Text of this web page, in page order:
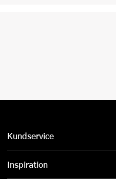
Kundservice
Inspiration